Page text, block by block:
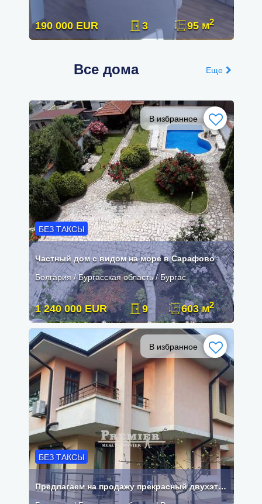
190 000 EUR 3 95 м2
Еще
Все дома
В избранное
БЕЗ ТАКСЫ
Частный дом с видом на море в Сарафово
Болгария / Бургасская область / Бургас
1 240 000 EUR 9 603 м2
В избранное
БЕЗ ТАКСЫ
Предлагаем на продажу прекрасный двухэтажный дом в селе Равда.